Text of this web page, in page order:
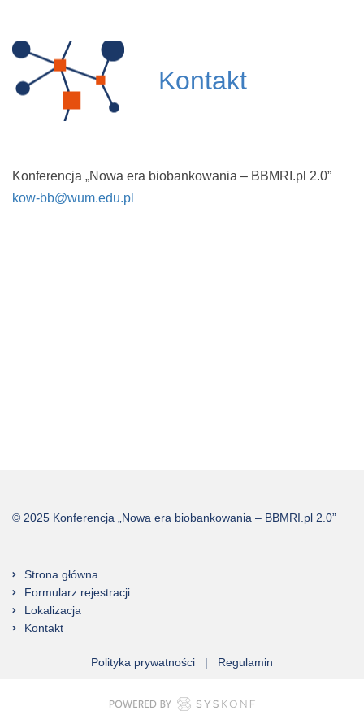
Kontakt
Konferencja „Nowa era biobankowania – BBMRI.pl 2.0”
kow-bb@wum.edu.pl
© 2025 Konferencja „Nowa era biobankowania – BBMRI.pl 2.0”
Strona główna
Formularz rejestracji
Lokalizacja
Kontakt
Polityka prywatności Regulamin